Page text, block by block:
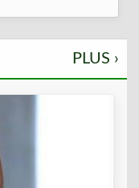
PLUS ›